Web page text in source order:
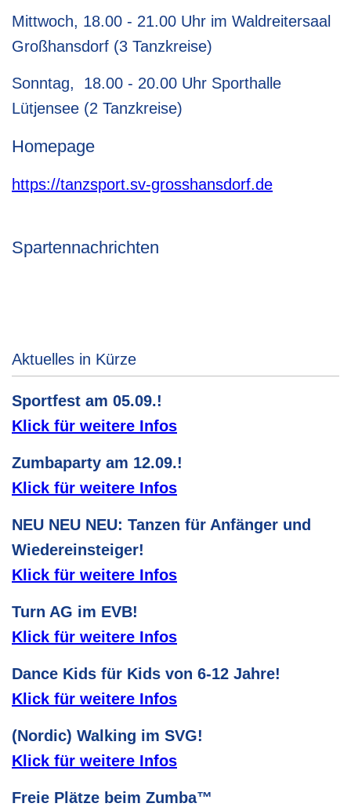
Mittwoch, 18.00 - 21.00 Uhr im Waldreitersaal
Großhansdorf (3 Tanzkreise)
Sonntag, 18.00 - 20.00 Uhr Sporthalle
Lütjensee (2 Tanzkreise)
Homepage
https://tanzsport.sv-grosshansdorf.de
Spartennachrichten
Aktuelles in Kürze
Sportfest am 05.09.!
Klick für weitere Infos
Zumbaparty am 12.09.!
Klick für weitere Infos
NEU NEU NEU: Tanzen für Anfänger und
Wiedereinsteiger!
Klick für weitere Infos
Turn AG im EVB!
Klick für weitere Infos
Dance Kids für Kids von 6-12 Jahre!
Klick für weitere Infos
(Nordic) Walking im SVG!
Klick für weitere Infos
Freie Plätze beim Zumba™